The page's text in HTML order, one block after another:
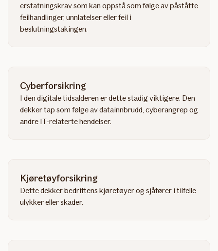
erstatningskrav som kan oppstå som følge av påståtte
feilhandlinger, unnlatelser eller feil i
beslutningstakingen.
Cyberforsikring
I den digitale tidsalderen er dette stadig viktigere. Den
dekker tap som følge av datainnbrudd, cyberangrep og
andre IT-relaterte hendelser.
Kjøretøyforsikring
Dette dekker bedriftens kjøretøyer og sjåfører i tilfelle
ulykker eller skader.